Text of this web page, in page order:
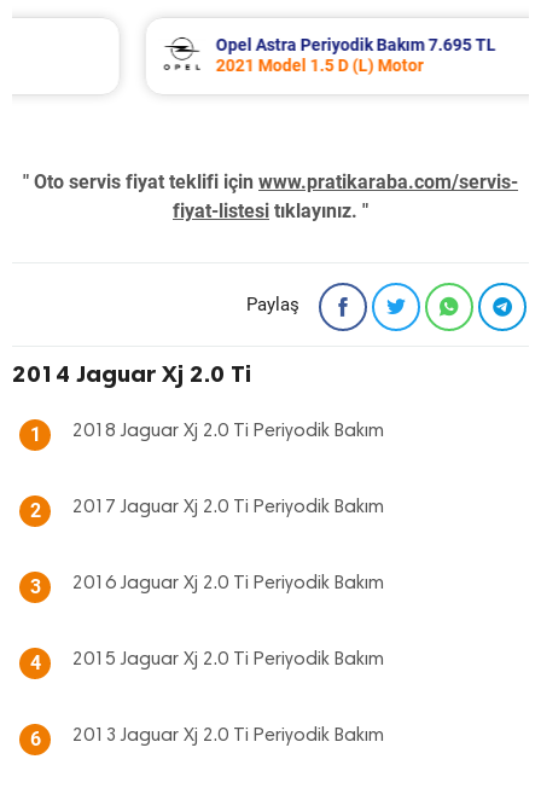
Opel Astra Periyodik Bakım 7.695 TL
2021 Model 1.5 D (L) Motor
" Oto servis fiyat teklifi için www.pratikaraba.com/servis-
fiyat-listesi tıklayınız. "
Paylaş
2014 Jaguar Xj 2.0 Ti
1 2018 Jaguar Xj 2.0 Ti Periyodik Bakım
2 2017 Jaguar Xj 2.0 Ti Periyodik Bakım
3 2016 Jaguar Xj 2.0 Ti Periyodik Bakım
4 2015 Jaguar Xj 2.0 Ti Periyodik Bakım
6 2013 Jaguar Xj 2.0 Ti Periyodik Bakım